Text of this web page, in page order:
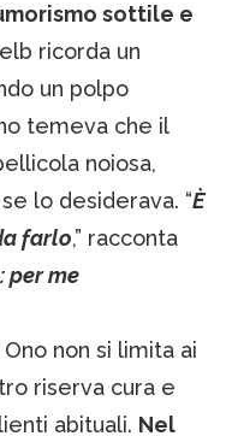
sottile e
ricorda un
un polpo
temeva che il
noiosa,
lo desiderava. “È
farlo,” racconta
per me
non si limita ai
riserva cura e
abituali. Nel